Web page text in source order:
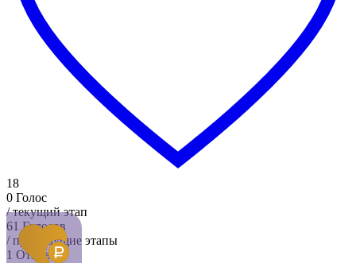
18
0 Голос
/ текущий этап
61 Голосов
/ предыдущие этапы
1 Отзыва